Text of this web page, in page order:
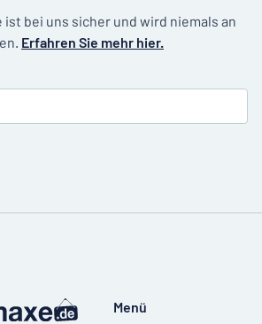
ist bei uns sicher und wird niemals an
Erfahren Sie mehr hier.
Menü